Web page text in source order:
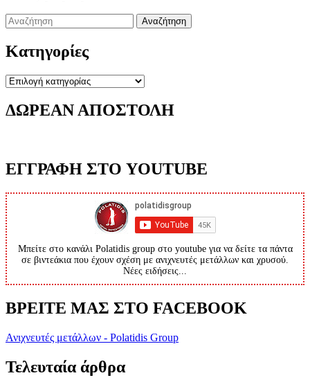
Search
for:
Κατηγορίες
Κατηγορίες
ΔΩΡΕΑΝ ΑΠΟΣΤΟΛΗ
ΕΓΓΡΑΦΗ ΣΤΟ YOUTUBE
Μπείτε στο κανάλι Polatidis group στο youtube για να δείτε τα πάντα
σε βιντεάκια που έχουν σχέση με ανιχνευτές μετάλλων και χρυσού.
Νέες ειδήσεις...
ΒΡΕΙΤΕ ΜΑΣ ΣΤΟ FACEBOOK
Ανιχνευτές μετάλλων - Polatidis Group
Τελευταία άρθρα